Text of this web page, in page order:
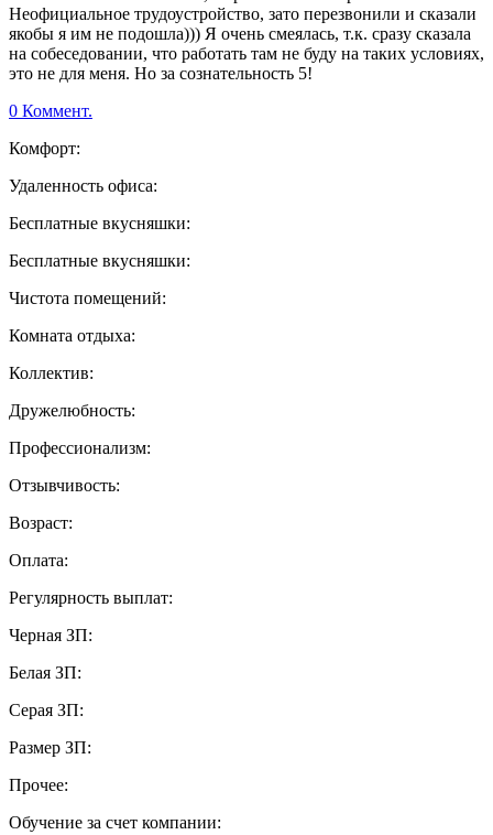
Неофициальное трудоустройство, зато перезвонили и сказали
якобы я им не подошла))) Я очень смеялась, т.к. сразу сказала
на собеседовании, что работать там не буду на таких условиях,
это не для меня. Но за сознательность 5!
0 Коммент.
Комфорт:
Удаленность офиса:
Бесплатные вкусняшки:
Бесплатные вкусняшки:
Чистота помещений:
Комната отдыха:
Коллектив:
Дружелюбность:
Профессионализм:
Отзывчивость:
Возраст:
Оплата:
Регулярность выплат:
Черная ЗП:
Белая ЗП:
Серая ЗП:
Размер ЗП:
Прочее:
Обучение за счет компании: